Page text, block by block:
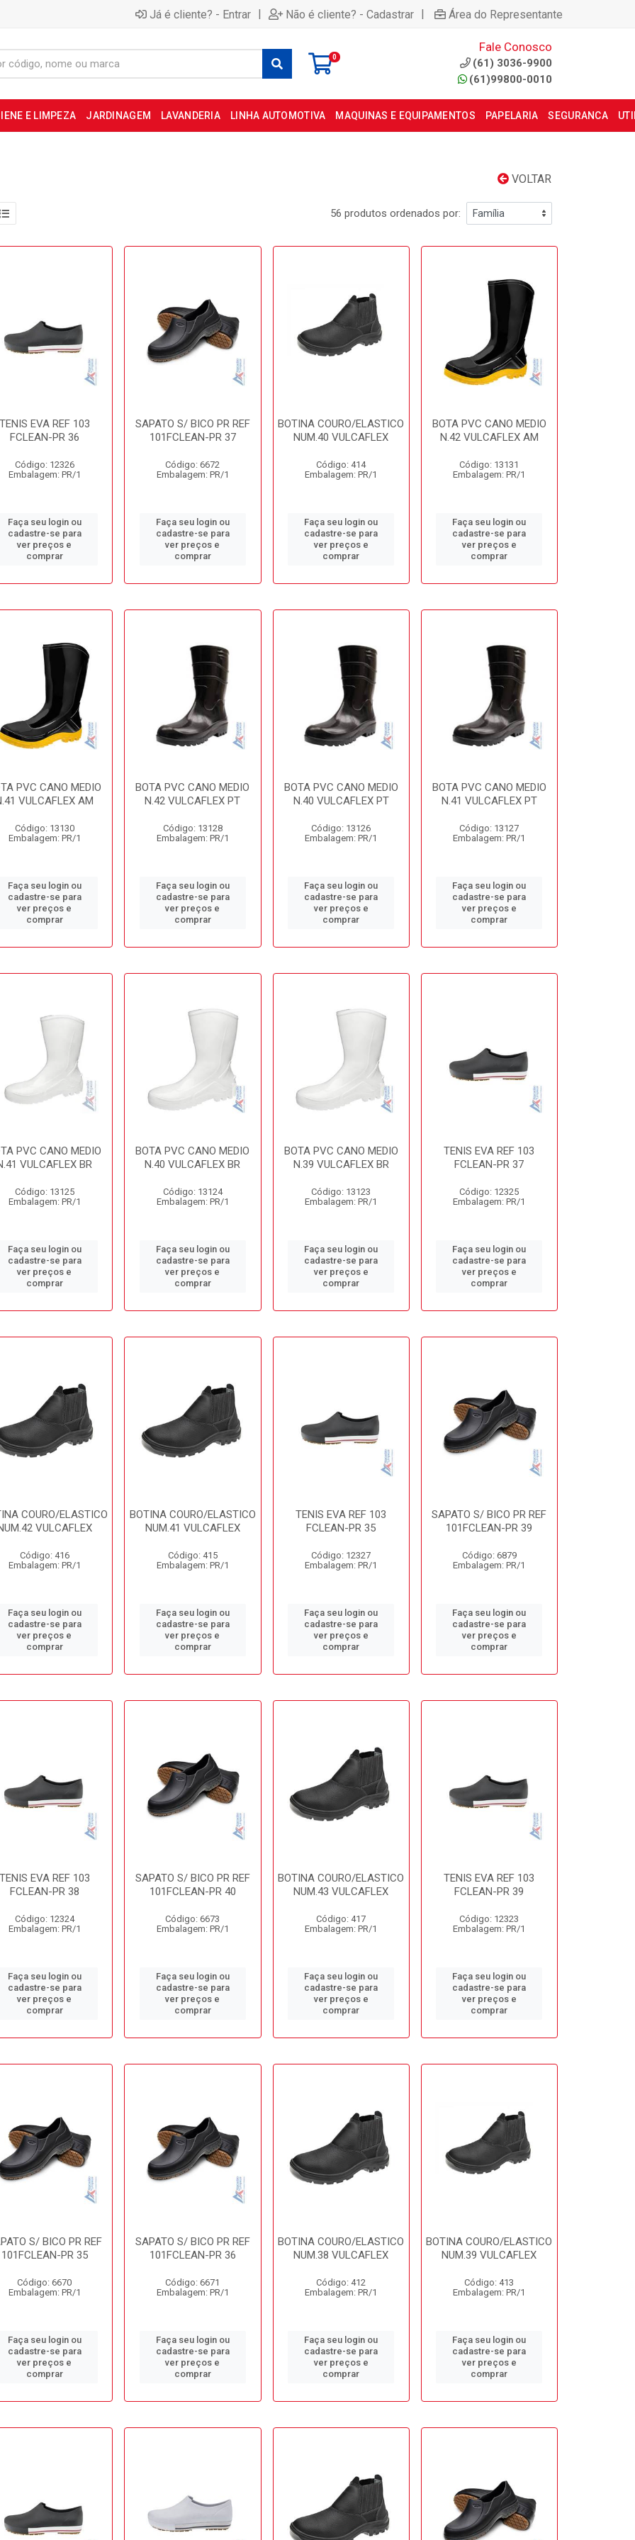
Já é cliente? - Entrar | Não é cliente? - Cadastrar | Área do Representante
0
Fale Conosco
(61) 3036-9900
(61)99800-0010
E LIMPEZA JARDINAGEM LAVANDERIA LINHA AUTOMOTIVA MAQUINAS E EQUIPAMENTOS PAPELARIA SEGURANCA
VOLTAR
56 produtos ordenados por:
EVA REF 103
FCLEAN-PR 36
Código: 12326
Embalagem: PR/1
Faça seu login ou
cadastre-se para
ver preços e
comprar
SAPATO S/ BICO PR REF
101FCLEAN-PR 37
Código: 6672
Embalagem: PR/1
Faça seu login ou
cadastre-se para
ver preços e
comprar
BOTINA COURO/ELASTICO
NUM.40 VULCAFLEX
Código: 414
Embalagem: PR/1
Faça seu login ou
cadastre-se para
ver preços e
comprar
BOTA PVC CANO MEDIO
N.42 VULCAFLEX AM
Código: 13131
Embalagem: PR/1
Faça seu login ou
cadastre-se para
ver preços e
comprar
PVC CANO MEDIO
VULCAFLEX AM
Código: 13130
Embalagem: PR/1
Faça seu login ou
cadastre-se para
ver preços e
comprar
BOTA PVC CANO MEDIO
N.42 VULCAFLEX PT
Código: 13128
Embalagem: PR/1
Faça seu login ou
cadastre-se para
ver preços e
comprar
BOTA PVC CANO MEDIO
N.40 VULCAFLEX PT
Código: 13126
Embalagem: PR/1
Faça seu login ou
cadastre-se para
ver preços e
comprar
BOTA PVC CANO MEDIO
N.41 VULCAFLEX PT
Código: 13127
Embalagem: PR/1
Faça seu login ou
cadastre-se para
ver preços e
comprar
PVC CANO MEDIO
VULCAFLEX BR
Código: 13125
Embalagem: PR/1
Faça seu login ou
cadastre-se para
ver preços e
comprar
BOTA PVC CANO MEDIO
N.40 VULCAFLEX BR
Código: 13124
Embalagem: PR/1
Faça seu login ou
cadastre-se para
ver preços e
comprar
BOTA PVC CANO MEDIO
N.39 VULCAFLEX BR
Código: 13123
Embalagem: PR/1
Faça seu login ou
cadastre-se para
ver preços e
comprar
TENIS EVA REF 103
FCLEAN-PR 37
Código: 12325
Embalagem: PR/1
Faça seu login ou
cadastre-se para
ver preços e
comprar
COURO/ELASTICO
VULCAFLEX
Código: 416
Embalagem: PR/1
Faça seu login ou
cadastre-se para
ver preços e
comprar
BOTINA COURO/ELASTICO
NUM.41 VULCAFLEX
Código: 415
Embalagem: PR/1
Faça seu login ou
cadastre-se para
ver preços e
comprar
TENIS EVA REF 103
FCLEAN-PR 35
Código: 12327
Embalagem: PR/1
Faça seu login ou
cadastre-se para
ver preços e
comprar
SAPATO S/ BICO PR REF
101FCLEAN-PR 39
Código: 6879
Embalagem: PR/1
Faça seu login ou
cadastre-se para
ver preços e
comprar
EVA REF 103
FCLEAN-PR 38
Código: 12324
Embalagem: PR/1
Faça seu login ou
cadastre-se para
ver preços e
comprar
SAPATO S/ BICO PR REF
101FCLEAN-PR 40
Código: 6673
Embalagem: PR/1
Faça seu login ou
cadastre-se para
ver preços e
comprar
BOTINA COURO/ELASTICO
NUM.43 VULCAFLEX
Código: 417
Embalagem: PR/1
Faça seu login ou
cadastre-se para
ver preços e
comprar
TENIS EVA REF 103
FCLEAN-PR 39
Código: 12323
Embalagem: PR/1
Faça seu login ou
cadastre-se para
ver preços e
comprar
S/ BICO PR REF
101FCLEAN-PR 35
Código: 6670
Embalagem: PR/1
Faça seu login ou
cadastre-se para
ver preços e
comprar
SAPATO S/ BICO PR REF
101FCLEAN-PR 36
Código: 6671
Embalagem: PR/1
Faça seu login ou
cadastre-se para
ver preços e
comprar
BOTINA COURO/ELASTICO
NUM.38 VULCAFLEX
Código: 412
Embalagem: PR/1
Faça seu login ou
cadastre-se para
ver preços e
comprar
BOTINA COURO/ELASTICO
NUM.39 VULCAFLEX
Código: 413
Embalagem: PR/1
Faça seu login ou
cadastre-se para
ver preços e
comprar